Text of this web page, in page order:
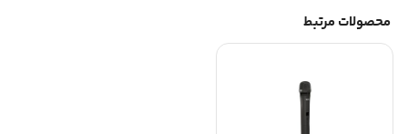
محصولات مرتبط